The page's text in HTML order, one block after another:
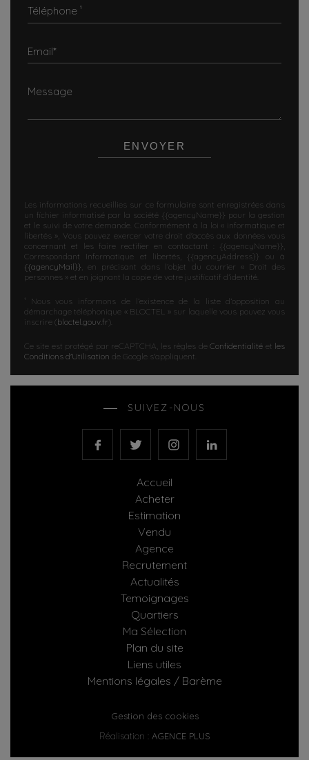
Téléphone ¹
Email*
Message
Les informations recueillies sur ce formulaire sont enregistrées dans
un fichier informatisé par la société {{agencyName}} pour la gestion
et le suivi de votre demande. Conformément à la loi « informatique et
libertés », Vous pouvez exercer votre droit d'accès aux données vous
concernant et les faire rectifier en contactant : {{agencyName}}
Correspondant Informatique et libertés, {{agencyAddress}} ou à
{{agencyMail}} , en précisant dans l’objet du courrier « Droit des
personnes » et en joignant la copie de votre justificatif d’identité.
¹ Nous vous informons de l’existence de la liste d’opposition au
démarchage téléphonique « BLOCTEL » sur laquelle vous pouvez vous
inscrire (bloctel.gouv.fr ).
Ce site est protégé par reCAPTCHA, les règles deConfidentialité et les
Conditions d'Utilisation de Google s'appliquent.
SUIVEZ-NOUS
Accueil
Acheter
Estimation
Vendu
Agence
Recrutement
Actualités
Temoignages
Quartiers
Ma Sélection
Plan du site
Liens utiles
Mentions légales / Barème
Gestion des cookies
Réalisation : AGENCE PLUS